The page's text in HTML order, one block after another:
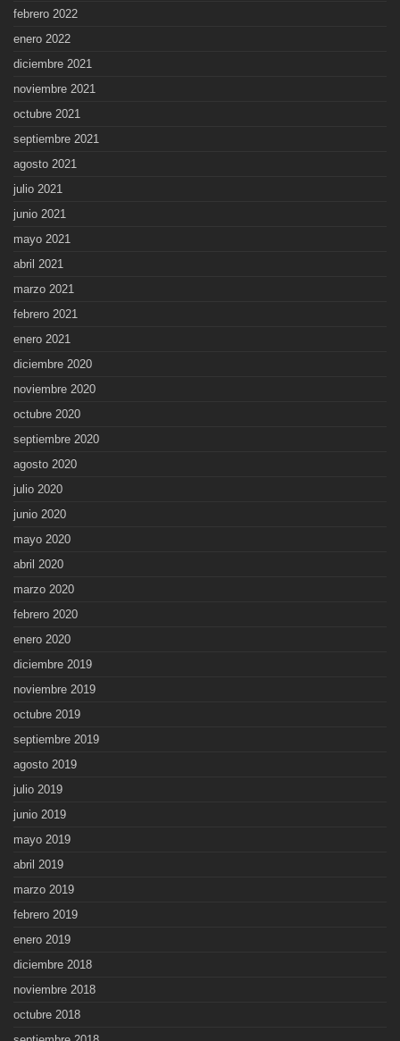
febrero 2022
enero 2022
diciembre 2021
noviembre 2021
octubre 2021
septiembre 2021
agosto 2021
julio 2021
junio 2021
mayo 2021
abril 2021
marzo 2021
febrero 2021
enero 2021
diciembre 2020
noviembre 2020
octubre 2020
septiembre 2020
agosto 2020
julio 2020
junio 2020
mayo 2020
abril 2020
marzo 2020
febrero 2020
enero 2020
diciembre 2019
noviembre 2019
octubre 2019
septiembre 2019
agosto 2019
julio 2019
junio 2019
mayo 2019
abril 2019
marzo 2019
febrero 2019
enero 2019
diciembre 2018
noviembre 2018
octubre 2018